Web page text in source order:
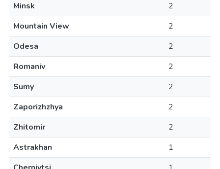
Minsk
2
Mountain View
2
Odesa
2
Romaniv
2
Sumy
2
Zaporizhzhya
2
Zhitomir
2
Astrakhan
1